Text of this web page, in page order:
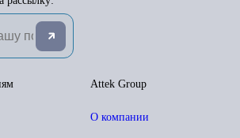
Attek Group
О компании